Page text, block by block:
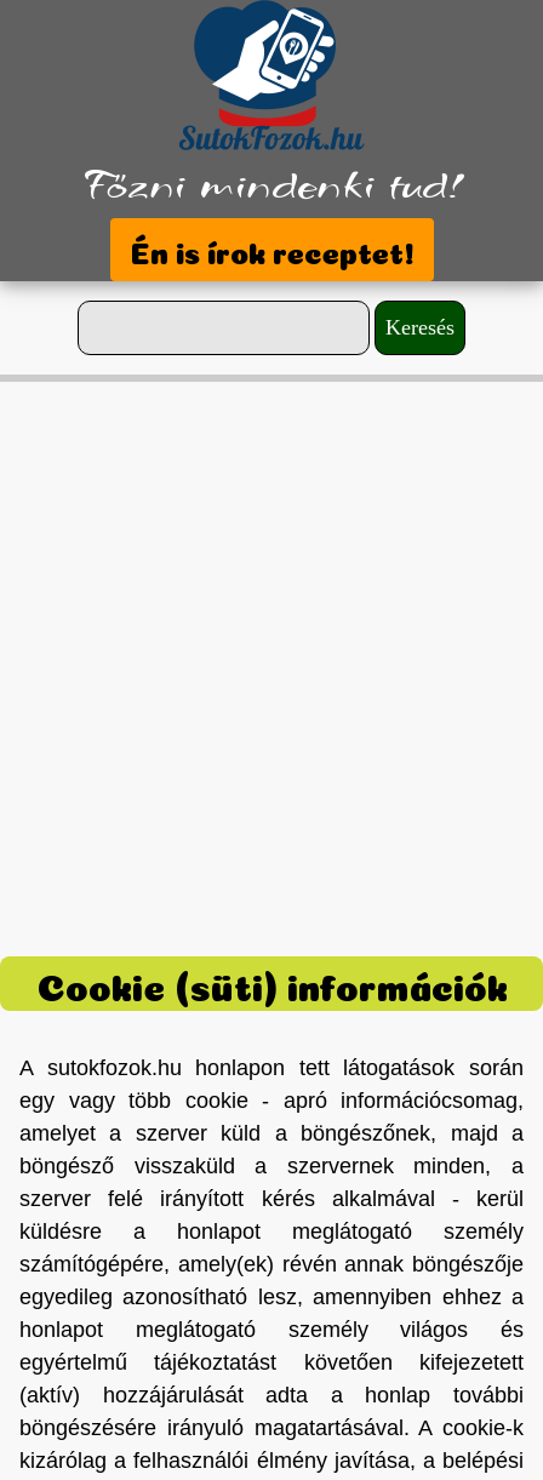
Főzni mindenki tud!
Én is írok receptet!
Cookie (süti) információk
A sutokfozok.hu honlapon tett látogatások során
egy vagy több cookie - apró információcsomag,
amelyet a szerver küld a böngészőnek, majd a
böngésző visszaküld a szervernek minden, a
szerver felé irányított kérés alkalmával - kerül
küldésre a honlapot meglátogató személy
számítógépére, amely(ek) révén annak böngészője
egyedileg azonosítható lesz, amennyiben ehhez a
honlapot meglátogató személy világos és
egyértelmű tájékoztatást követően kifejezetett
(aktív) hozzájárulását adta a honlap további
böngészésére irányuló magatartásával. A cookie-k
kizárólag a felhasználói élmény javítása, a belépési